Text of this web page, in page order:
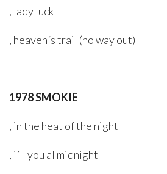
, lady luck
, heaven´s trail (no way out)
1978 SMOKIE
, in the heat of the night
, i´ll you al midnight